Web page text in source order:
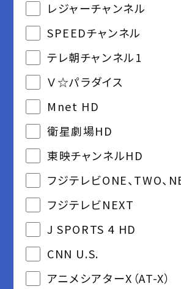
レジャーチャンネル
SPEEDチャンネル
テレ朝チャンネル1
Ｖ☆パラダイス
Mnet HD
衛星劇場HD
東映チャンネルHD
フジテレビONE、TWO、
フジテレビNEXT
J SPORTS 4 HD
CNN U.S.
アニメシアターX（AT-X）